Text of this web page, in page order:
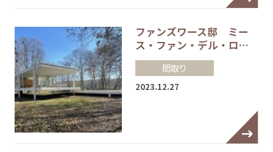
ファンズワース邸 ミー
ス・ファン・デル・ロ…
間取り
2023.12.27